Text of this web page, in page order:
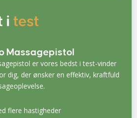
Massagepistol
er vores bedst i test-vinder
dig, der ønsker en effektiv, kraftfuld
flere hastigheder